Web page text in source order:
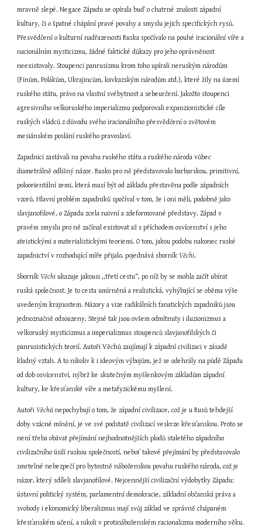
mravně slepé. Negace Západu se opírala buď o chatrné znalosti západní
kultury, či o špatné chápání pravé povahy a smyslu jejich specifických rysů.
Přesvědčení o kulturní nadřazenosti Ruska spočívalo na pouhé iracionální víře a
nacionálním mysticizmu, žádné faktické důkazy pro jeho oprávněnost
neexistovaly. Stoupenci panrusizmu krom toho upírali neruským národům
(Finům, Polákům, Ukrajincům, kavkazským národům atd.), které žily na území
ruského státu, právo na vlastní svébytnost a sebeurčení. Jakožto stoupenci
agresivního velkoruského imperializmu podporovali expanzionistické cíle
ruských vládců z důvodu svého iracionálního přesvědčení o světovém
mesiánském poslání ruského pravoslaví.
Zapadnici zastávali na povahu ruského státu a ruského národa vůbec
diametrálně odlišný názor. Rusko pro ně představovalo barbarskou, primitivní,
poloorientální zemi, která musí být od základu přestavěna podle západních
vzorů. Hlavní problém zapadniků spočíval v tom, že i oni měli, podobně jako
slavjanofilové, o Západu zcela naivní a zdeformované představy. Západ v
pravém smyslu pro ně začínal existovat až s příchodem osvícenství s jeho
ateistickými a materialistickými teoriemi. O tom, jakou podobu nakonec ruské
zapadnictví v rozhodující míře přijalo, pojednává sborník Věchi.
Sborník Věchi ukazuje jakousi ,,třetí cestu“, po níž by se mohla začít ubírat
ruská společnost. Je to cesta umírněná a realistická, vyhýbající se oběma výše
uvedeným krajnostem. Názory a vize radikálních fanatických zapadniků jsou
jednoznačně odsouzeny. Stejné tak jsou ovšem odmítnuty i iluzionizmus a
velkoruský mysticizmus a imperializmus stoupenců slavjanofilských či
panrusistických teorií. Autoři Věchů zaujímají k západní civilizaci v zásadě
kladný vztah. A to nikoliv k i ideovým výbojům, jež se odehrály na půdě Západu
od dob osvícenství, nýbrž ke skutečným myšlenkovým základům západní
kultury, ke křesťanské víře a metafyzickému myšlení.
Autoři Věchů nepochybují o tom, že západní civilizace, což je u Rusů tehdejší
doby vzácné mínění, je ve své podstatě civilizací veskrze křesťanskou. Proto se
není třeba obávat přejímání nejhodnotnějších plodů staletého západního
civilizačního úsilí ruskou společností, neboť takové přejímání by představovalo
smrtelné nebezpečí pro bytostně náboženskou povahu ruského národa, což je
názor, který sdíleli slavjanofilové. Nejcennější civilizační výdobytky Západu:
ústavní politický systém, parlamentní demokracie, základní občanská práva a
svobody i ekonomický liberalizmus mají svůj základ ve správně chápaném
křesťanském učení, a nikoli v protináboženském racionalizmu moderního věku.